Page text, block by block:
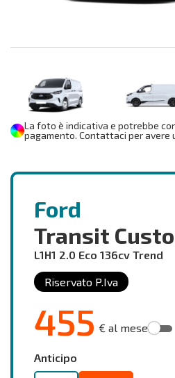
La foto è indicativa e potrebbe
pagamento. Contattaci per avere
Ford
Transit
L1H1 2.0 Eco 136cv Trend
Riservato P.Iva
455 € al mese
Anticipo